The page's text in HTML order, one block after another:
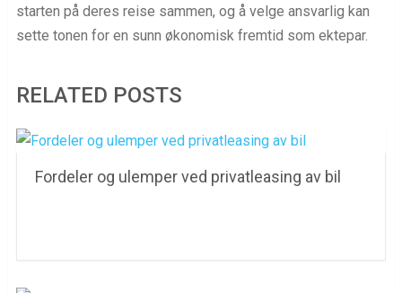
starten på deres reise sammen, og å velge ansvarlig kan
sette tonen for en sunn økonomisk fremtid som ektepar.
RELATED POSTS
Fordeler og ulemper ved privatleasing av bil